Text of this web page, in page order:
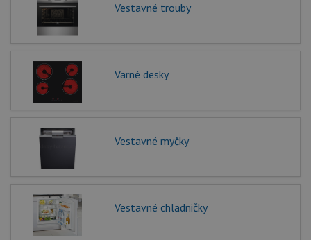
Vestavné trouby
Varné desky
Vestavné myčky
Vestavné chladničky